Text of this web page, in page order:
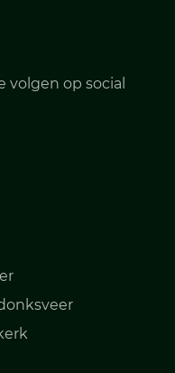
volgen op social